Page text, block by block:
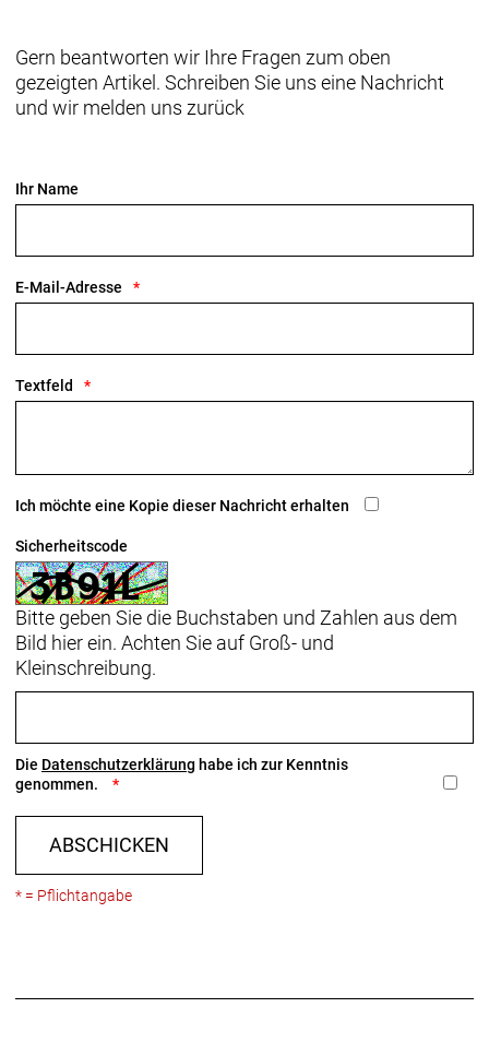
Gern beantworten wir Ihre Fragen zum oben
gezeigten Artikel. Schreiben Sie uns eine Nachricht
und wir melden uns zurück
Ihr Name
E-Mail-Adresse
Textfeld
Ich möchte eine Kopie dieser Nachricht erhalten
Sicherheitscode
Bitte geben Sie die Buchstaben und Zahlen aus dem
Bild hier ein. Achten Sie auf Groß- und
Kleinschreibung.
Die Datenschutzerklärung habe ich zur Kenntnis
genommen.
ABSCHICKEN
* = Pflichtangabe